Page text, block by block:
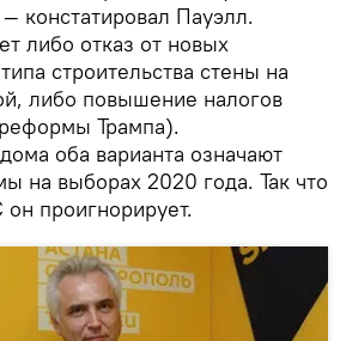
констатировал Пауэлл.
либо отказ от новых
строительства стены на
либо повышение налогов
Трампа).
оба варианта означают
на выборах 2020 года. Так что
проигнорирует.